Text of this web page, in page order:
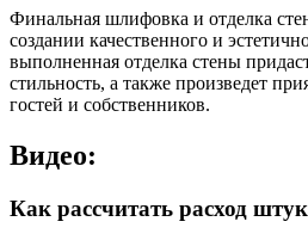
Финальная шлифовка и отделка
создании качественного и
выполненная отделка стены
стильность, а также произведет
гостей и собственников.
Видео:
Как рассчитать расход